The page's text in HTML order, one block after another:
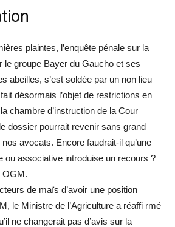
plaintes, l’enquête pénale sur la
le groupe Bayer du Gaucho et ses
abeilles, s’est soldée par un non lieu
désormais l’objet de restrictions en
chambre d’instruction de la Cour
dossier pourrait revenir sans grand
avocats. Encore faudrait-il qu’une
ou associative introduise un recours ?
OGM.
de maïs d’avoir une position
le Ministre de l’Agriculture a réaffi rmé
ne changerait pas d’avis sur la